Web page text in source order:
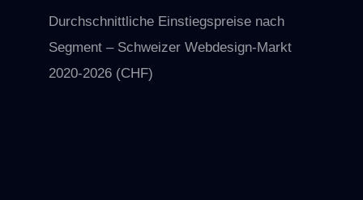
Durchschnittliche Einstiegspreise nach
Segment – Schweizer Webdesign-Markt
2020-2026 (CHF)